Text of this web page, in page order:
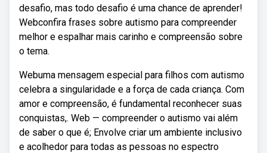
desafio, mas todo desafio é uma chance de aprender!
Webconfira frases sobre autismo para compreender
melhor e espalhar mais carinho e compreensão sobre
o tema.
Webuma mensagem especial para filhos com autismo
celebra a singularidade e a força de cada criança. Com
amor e compreensão, é fundamental reconhecer suas
conquistas,. Web — compreender o autismo vai além
de saber o que é; Envolve criar um ambiente inclusivo
e acolhedor para todas as pessoas no espectro